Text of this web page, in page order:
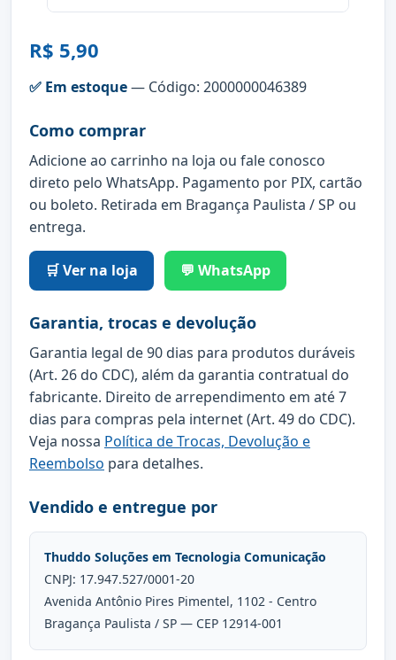
R$ 5,90
✅ Em estoque— Código: 2000000046389
Como comprar
Adicione ao carrinho na loja ou fale conosco
direto pelo WhatsApp. Pagamento por PIX, cartão
ou boleto. Retirada em Bragança Paulista / SP ou
entrega.
🛒 Ver na loja 💬 WhatsApp
Garantia, trocas e devolução
Garantia legal de 90 dias para produtos duráveis
(Art. 26 do CDC), além da garantia contratual do
fabricante. Direito de arrependimento em até 7
dias para compras pela internet (Art. 49 do CDC).
Veja nossa Política de Trocas, Devolução e
Reembolso para detalhes.
Vendido e entregue por
Thuddo Soluções em Tecnologia Comunicação
CNPJ: 17.947.527/0001-20
Avenida Antônio Pires Pimentel, 1102 - Centro
Bragança Paulista / SP — CEP 12914-001